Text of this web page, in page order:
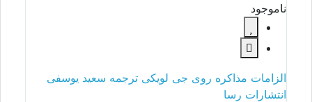
ناموجود
الزامات مذاکره روی جی لویکی ترجمه سعید یوسفی
انتشارات رسا